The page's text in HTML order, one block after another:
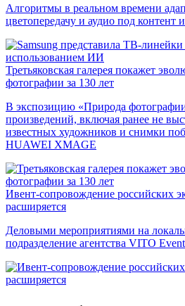
Алгоритмы в реальном времени
цветопередачу и аудио под контент
Третьяковская галерея покажет
фотографии за 130 лет
В экспозицию «Природа
произведений, включая ранее не
известных художников и снимки
HUAWEI XMAGE
Ивент-сопровождение российских
расширяется
Деловыми мероприятиями на
подразделение агентства VITO